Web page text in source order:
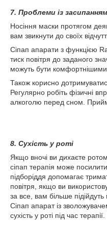
7. Проблеми із засипанням
Носіння маски протягом
вам звикнути до своїх
Сіпап апарати з функцією
тиск повітря до заданого
можуть бути
Також корисно
Регулярно робіть фізичні
алкоголю перед сном.
8. Сухість у роті
Якщо вночі ви дихаєте
сіпап терапія може
підборіддя допомагає
повітря, якщо ви
за все, вам більше
Сіпап апарат із
сухість у роті під час терапії.